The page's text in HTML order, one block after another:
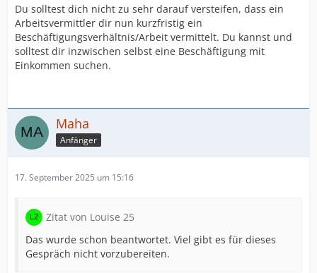
Du solltest dich nicht zu sehr darauf versteifen, dass ein
Arbeitsvermittler dir nun kurzfristig ein
Beschäftigungsverhältnis/Arbeit vermittelt. Du kannst und
solltest dir inzwischen selbst eine Beschäftigung mit
Einkommen suchen.
Maha
Anfänger
17. September 2025 um 15:16
Zitat von Louise 25
Das wurde schon beantwortet. Viel gibt es für dieses
Gespräch nicht vorzubereiten.